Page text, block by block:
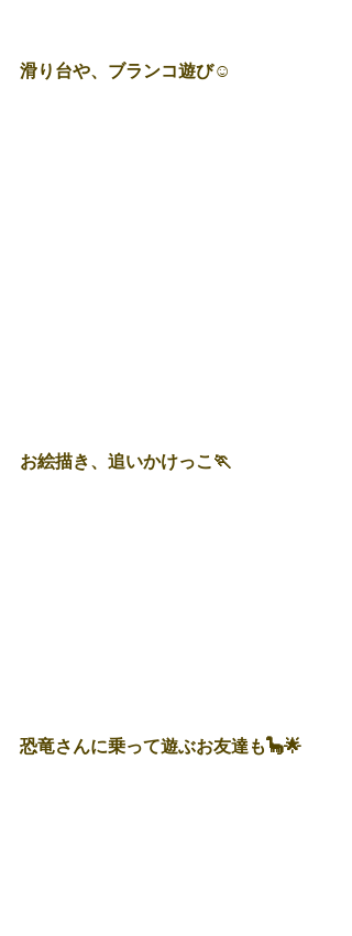
滑り台や、ブランコ遊び☺
お絵描き、追いかけっこ🏃
恐竜さんに乗って遊ぶお友達も🦕🌟